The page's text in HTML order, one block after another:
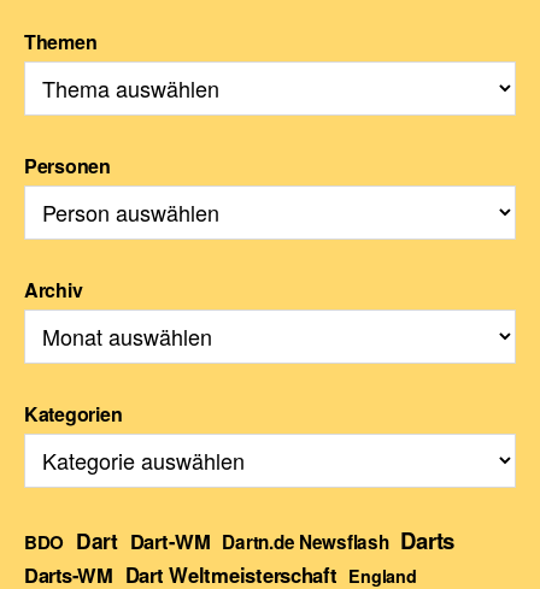
Themen
Personen
Archiv
Kategorien
BDO Dart Dart-WM Dartn.de Newsflash Darts
Darts-WM Dart Weltmeisterschaft England